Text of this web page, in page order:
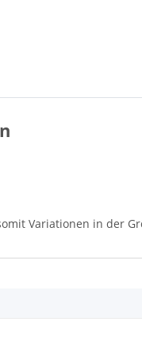
Variationen in der